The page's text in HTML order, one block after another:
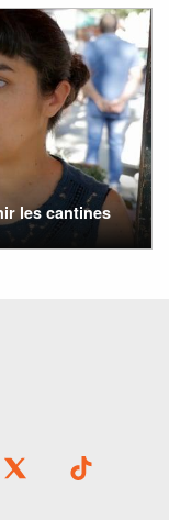
les cantines